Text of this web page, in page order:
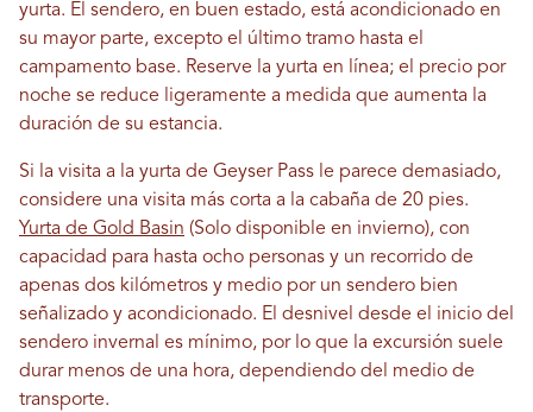
yurta. El sendero, en buen estado, está acondicionado en
su mayor parte, excepto el último tramo hasta el
campamento base. Reserve la yurta en línea; el precio por
noche se reduce ligeramente a medida que aumenta la
duración de su estancia.
Si la visita a la yurta de Geyser Pass le parece demasiado,
considere una visita más corta a la cabaña de 20 pies.
Yurta de Gold Basin (Solo disponible en invierno), con
capacidad para hasta ocho personas y un recorrido de
apenas dos kilómetros y medio por un sendero bien
señalizado y acondicionado. El desnivel desde el inicio del
sendero invernal es mínimo, por lo que la excursión suele
durar menos de una hora, dependiendo del medio de
transporte.